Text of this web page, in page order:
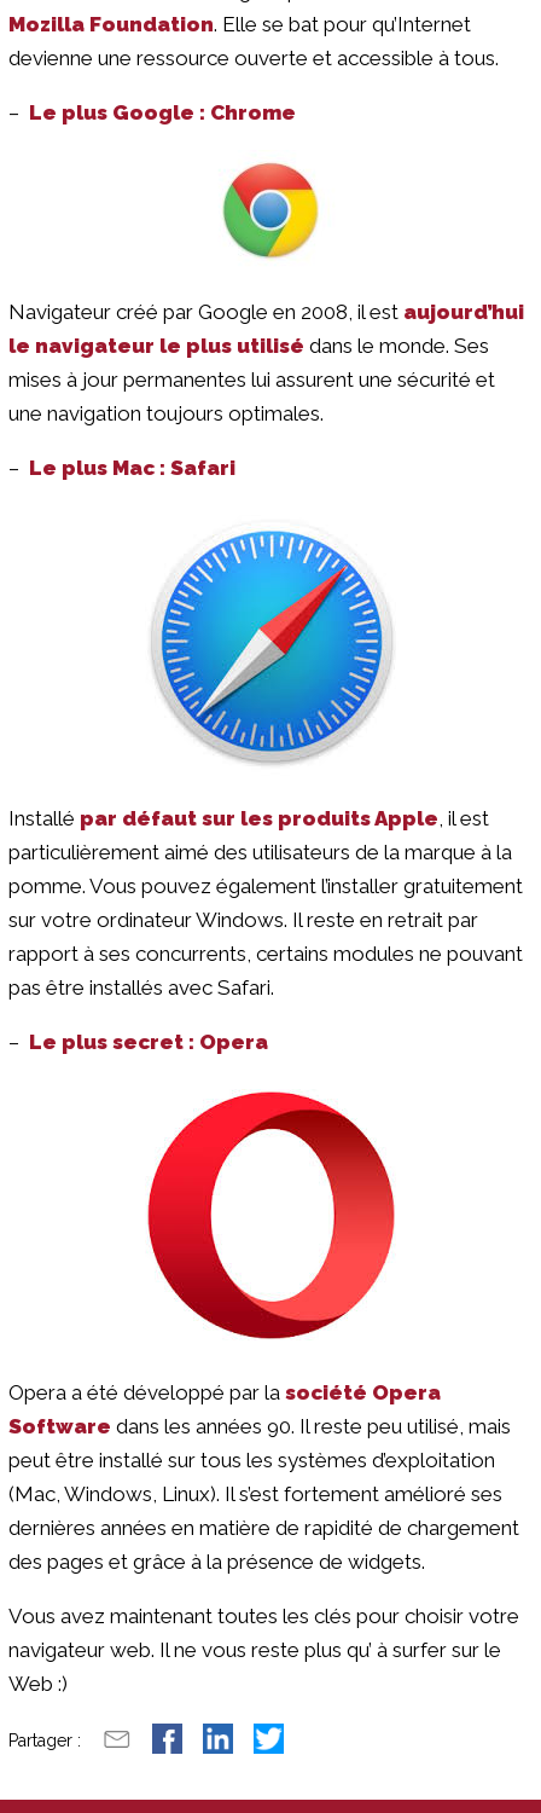
Mozilla Foundation. Elle se bat pour qu’Internet
devienne une ressource ouverte et accessible à tous.
– Le plus Google : Chrome
Navigateur créé par Google en 2008, il est aujourd’hui
le navigateur le plus utilisé dans le monde. Ses
mises à jour permanentes lui assurent une sécurité et
une navigation toujours optimales.
– Le plus Mac : Safari
Installé par défaut sur les produits Apple, il est
particulièrement aimé des utilisateurs de la marque à la
pomme. Vous pouvez également l’installer gratuitement
sur votre ordinateur Windows. Il reste en retrait par
rapport à ses concurrents, certains modules ne pouvant
pas être installés avec Safari.
– Le plus secret : Opera
Opera a été développé par la société Opera
Software dans les années 90. Il reste peu utilisé, mais
peut être installé sur tous les systèmes d’exploitation
(Mac, Windows, Linux). Il s’est fortement amélioré ses
dernières années en matière de rapidité de chargement
des pages et grâce à la présence de widgets.
Vous avez maintenant toutes les clés pour choisir votre
navigateur web. Il ne vous reste plus qu’ à surfer sur le
Web :)
Partager :